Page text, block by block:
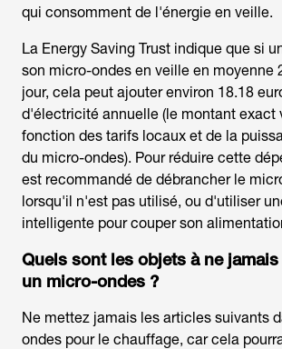
qui consomment de l'énergie en veille.
La Energy Saving Trust indique que si
son micro-ondes en veille en moyenne
jour, cela peut ajouter environ 18.18
d'électricité annuelle (le montant exact
fonction des tarifs locaux et de la
du micro-ondes). Pour réduire cette
est recommandé de débrancher le
lorsqu'il n'est pas utilisé, ou d'utiliser
intelligente pour couper son
Quels sont les objets à ne
un micro-ondes ?
Ne mettez jamais les articles suivants
ondes pour le chauffage, car cela